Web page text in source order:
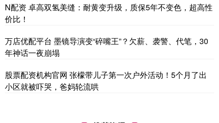
N配资 卓高双氢美缝：耐黄变升级，质保5年不变色，超高性
价比！
万店优配平台 墨镜导演变“碎嘴王”？欠薪、袭警、代笔，30
年神话一夜崩塌
股票配资机构官网 张檬带儿子第一次户外活动！5个月了出
小区就被吓哭，爸妈轮流哄